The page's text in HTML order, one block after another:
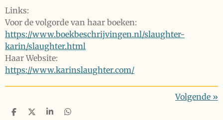
Links:
Voor de volgorde van haar boeken:
https://www.boekbeschrijvingen.nl/slaughter-
karin/slaughter.html
Haar Website:
https://www.karinslaughter.com/
Volgende »
D
D
S
D